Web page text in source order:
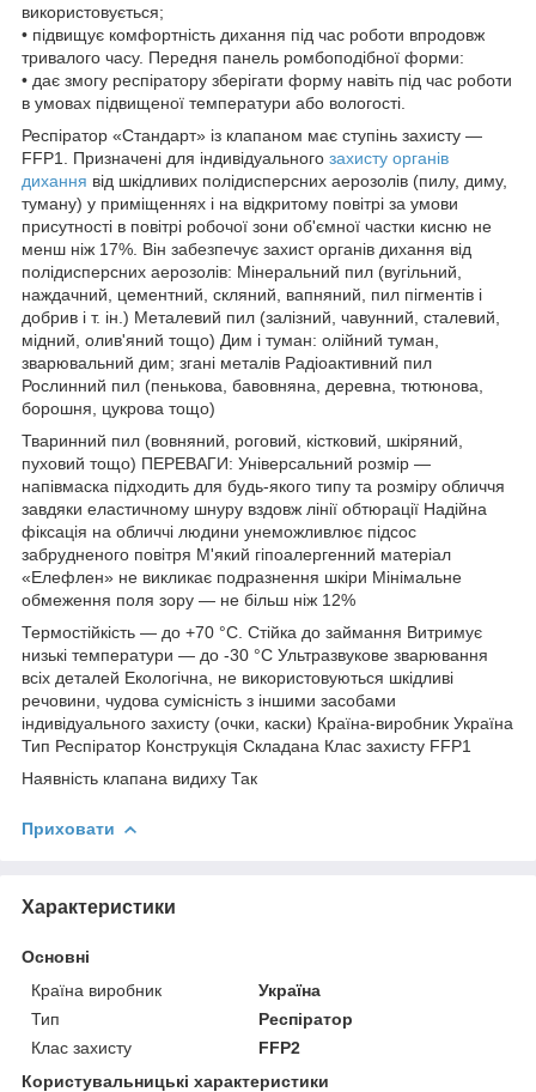
використовується;
• підвищує комфортність дихання під час роботи впродовж
тривалого часу. Передня панель ромбоподібної форми:
• дає змогу респіратору зберігати форму навіть під час роботи
в умовах підвищеної температури або вологості.
Респіратор «Стандарт» із клапаном має ступінь захисту —
FFP1. Призначені для індивідуального захисту органів
дихання від шкідливих полідисперсних аерозолів (пилу, диму,
туману) у приміщеннях і на відкритому повітрі за умови
присутності в повітрі робочої зони об'ємної частки кисню не
менш ніж 17%. Він забезпечує захист органів дихання від
полідисперсних аерозолів: Мінеральний пил (вугільний,
наждачний, цементний, скляний, вапняний, пил пігментів і
добрив і т. ін.) Металевий пил (залізний, чавунний, сталевий,
мідний, олив'яний тощо) Дим і туман: олійний туман,
зварювальний дим; згані металів Радіоактивний пил
Рослинний пил (пенькова, бавовняна, деревна, тютюнова,
борошня, цукрова тощо)
Тваринний пил (вовняний, роговий, кістковий, шкіряний,
пуховий тощо) ПЕРЕВАГИ: Універсальний розмір —
напівмаска підходить для будь-якого типу та розміру обличчя
завдяки еластичному шнуру вздовж лінії обтюрації Надійна
фіксація на обличчі людини унеможливлює підсос
забрудненого повітря М'який гіпоалергенний матеріал
«Елефлен» не викликає подразнення шкіри Мінімальне
обмеження поля зору — не більш ніж 12%
Термостійкість — до +70 °C. Стійка до займання Витримує
низькі температури — до -30 °C Ультразвукове зварювання
всіх деталей Екологічна, не використовуються шкідливі
речовини, чудова сумісність з іншими засобами
індивідуального захисту (очки, каски) Країна-виробник Україна
Тип Респіратор Конструкція Складана Клас захисту FFP1
Наявність клапана видиху Так
Приховати
Характеристики
Основні
Країна виробник
Україна
Тип
Респіратор
Клас захисту
FFP2
Користувальницькі характеристики